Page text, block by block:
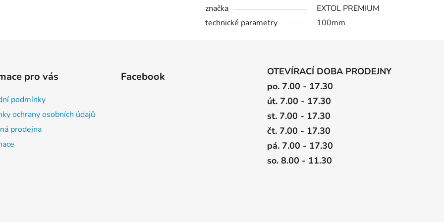
značka
EXTOL PREMIUM
technické parametry
100mm
pro vás
podmínky
ochrany osobních údajů
prodejna
Facebook
OTEVÍRACÍ DOBA PRODEJNY
po. 7.00 - 17.30
út. 7.00 - 17.30
st. 7.00 - 17.30
čt. 7.00 - 17.30
pá. 7.00 - 17.30
so. 8.00 - 11.30